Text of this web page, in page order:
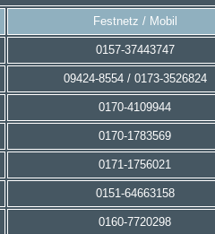
Festnetz / Mobil
0157-37443747
09424-8554 / 0173-3526824
0170-4109944
0170-1783569
0171-1756021
0151-64663158
0160-7720298